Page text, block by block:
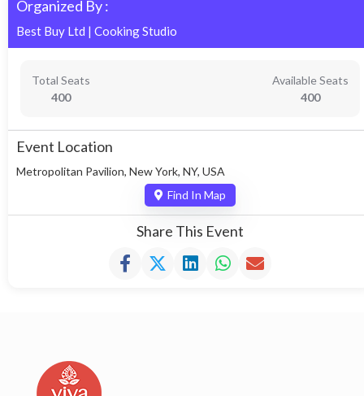
Organized By :
Best Buy Ltd | Cooking Studio
Total Seats
400
Available Seats
400
Event Location
Metropolitan Pavilion, New York, NY, USA
Find In Map
Share This Event